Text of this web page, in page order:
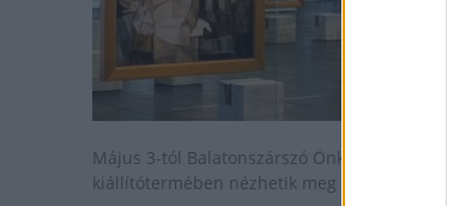
Május 3-tól Balatonszárszó Önkormányzatának
kiállítótermében nézhetik meg a tárlatot.